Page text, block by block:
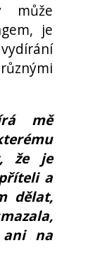
může
je
mě
že je
a
dělat,
ani na